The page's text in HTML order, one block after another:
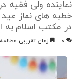
نماینده ولی فقیه
خطبه های نماز
در مکتب اسلام
0 زمان تقریبی مطالعه 2 دقیقه